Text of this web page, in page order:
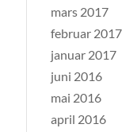
mars 2017
februar 2017
januar 2017
juni 2016
mai 2016
april 2016